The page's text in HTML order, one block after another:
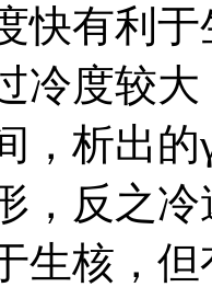
快有利
冷度较
，析出
，反之
生核，